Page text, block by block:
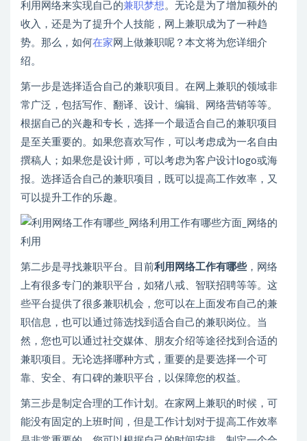
利用网络来实现自己的兼职梦想。无论是为了增加额外的
收入，还是为了提升个人技能，网上兼职成为了一种趋
势。那么，如何在家 网上做兼职呢？本文将为您详细介
绍。
第一步是选择适合自己的兼职项目。在网上兼职的领域非
常广泛，包括写作、翻译、设计、编辑、网络营销等等。
根据自己的兴趣和专长，选择一个最适合自己的兼职项目
是至关重要的。如果您喜欢写作，可以考虑成为一名自由
撰稿人；如果您是设计师，可以考虑为客户设计logo或海
报。选择适合自己的兼职项目，既可以提高工作效率，又
可以提升工作的乐趣。
第二步是寻找兼职平台。目前利用网络工作有哪些，网络
上有很多专门的兼职平台，如猪八戒、智联招聘等等。这
些平台提供了很多兼职机会，您可以在上面发布自己的兼
职信息，也可以通过筛选找到适合自己的兼职岗位。当
然，您也可以通过社交媒体、朋友介绍等途径找到合适的
兼职项目。无论选择哪种方式，重要的是要选择一个可
靠、安全、有口碑的兼职平台，以保障您的权益。
第三步是制定合理的工作计划。在家网上兼职的时候，可
能没有固定的上班时间，但是工作计划对于提高工作效率